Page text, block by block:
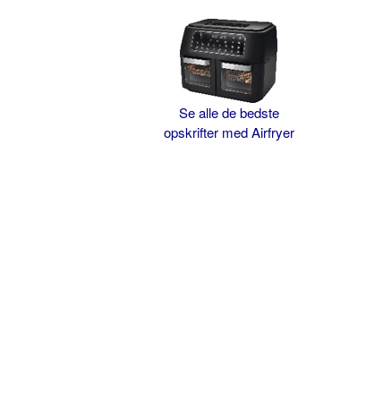
Se alle de bedste
opskrifter med Airfryer